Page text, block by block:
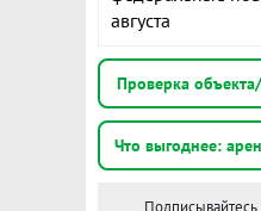
августа
Проверка
Что выгоднее:
Подписывайтесь